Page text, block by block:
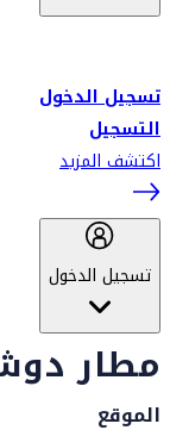
تسجيل الدخول
التسجيل
اكتشف المزيد
تسجيل الدخول
مطار
الموقع